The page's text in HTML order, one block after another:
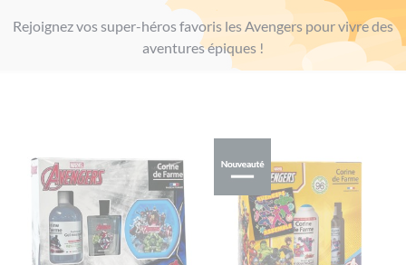
Rejoignez vos super-héros favoris les Avengers pour vivre des
aventures épiques !